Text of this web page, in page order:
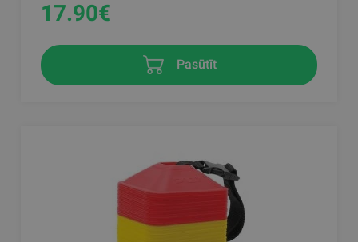
17.90€
Pasūtīt